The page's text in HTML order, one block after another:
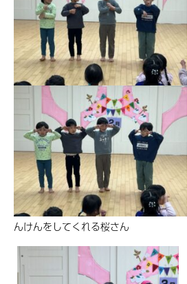
んけんをしてくれる桜さん